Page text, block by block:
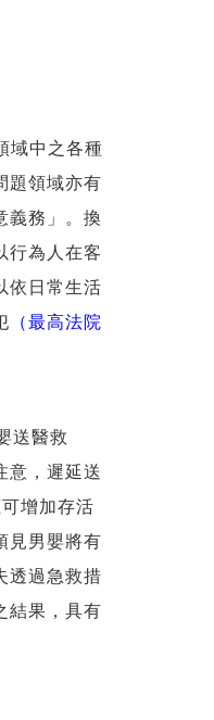
域中之各種
題領域亦有
義務」。換
行為人在客
依日常生活
（最高法院
送醫救
意，遲延送
增加存活
見男嬰將有
透過急救措
結果，具有